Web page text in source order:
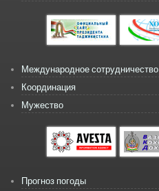
Международное сотрудничество
Координация
Мужество
Прогноз погоды